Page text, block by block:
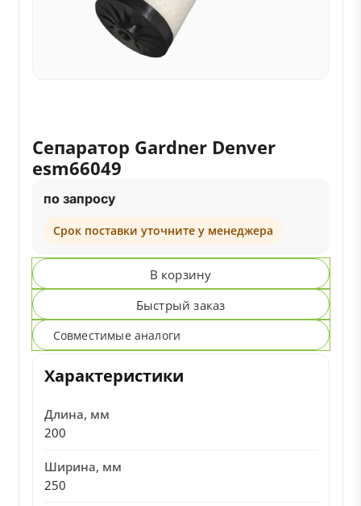
Сепаратор Gardner Denver
esm66049
по запросу
Срок поставки уточните у менеджера
В корзину
Быстрый заказ
Совместимые аналоги
Характеристики
Длина, мм
200
Ширина, мм
250